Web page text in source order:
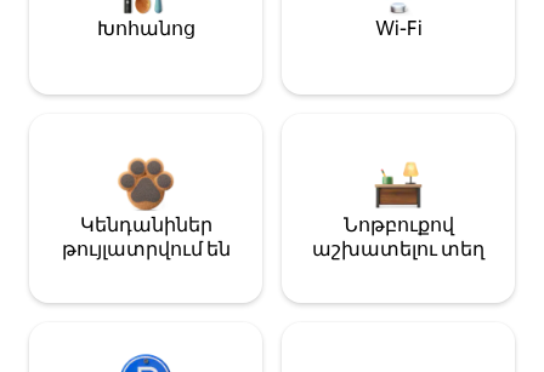
Խոհանոց Wi-Fi
Կենդանիներ
թույլատրվում են
Նոթբուքով
աշխատելու տեղ